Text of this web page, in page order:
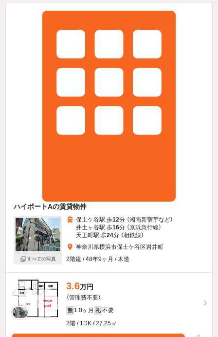
ハイポートAの賃貸物件
すべての写真
保土ケ谷駅 歩12分 （湘南新宿宇など）
井土ヶ谷駅 歩16分 （京浜急行線）
天王町駅 歩24分 （相鉄線）
神奈川県横浜市保土ケ谷区岩井町
2階建 / 48年9ヶ月 / 木造
3.6万円
（管理費不要）
敷 1.0ヶ月 礼 不要
2階 / 1DK / 27.25㎡